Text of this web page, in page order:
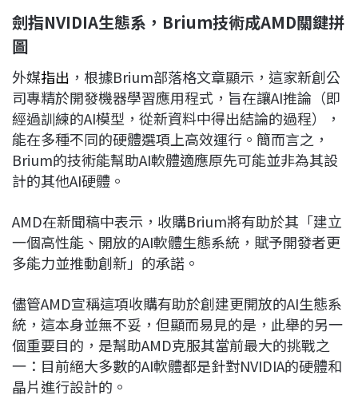
劍指NVIDIA生態系，Brium技術成AMD關鍵拼
圖
外媒指出 ，根據Brium部落格文章顯示，這家新創公
司專精於開發機器學習應用程式，旨在讓AI推論（即
經過訓練的AI模型，從新資料中得出結論的過程），
能在多種不同的硬體選項上高效運行。簡而言之，
Brium的技術能幫助AI軟體適應原先可能並非為其設
計的其他AI硬體。
AMD在新聞稿中表示，收購Brium將有助於其「建立
一個高性能、開放的AI軟體生態系統，賦予開發者更
多能力並推動創新」的承諾。
儘管AMD宣稱這項收購有助於創建更開放的AI生態系
統，這本身並無不妥，但顯而易見的是，此舉的另一
個重要目的，是幫助AMD克服其當前最大的挑戰之
一：目前絕大多數的AI軟體都是針對NVIDIA的硬體和
晶片進行設計的。